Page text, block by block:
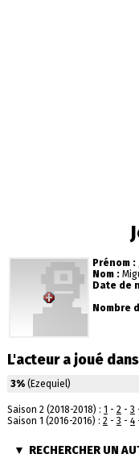
Prénom :
Nom :
Date de
Nombre
L'acteur a joué
3%(Ezequiel)
Saison 2 (2018-2018) : 1 - 2- 3
Saison 1 (2016-2016) : 2- 3 - 4
RECHERCHER UN